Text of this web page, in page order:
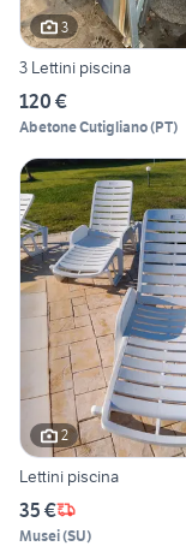
3
3 Lettini piscina
120 €
Abetone Cutigliano(PT)
2
Lettini piscina
35 €
Musei(SU)